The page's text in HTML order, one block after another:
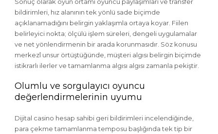
bildirimleri, hız alanının tek yönlü sade biçimde
açıklanamadığını belirgin yaklaşımla ortaya koyar. Fiilen
belirleyici nokta; ölçülü işlem süreleri, denge­li uygulamalar
ve net yönlendirmenin bir arada korunmasıdır. Söz konusu
merkezî unsur örtüştüğünde, müşteri algısı belirgin biçimde
istikrarlı ilerler ve tamamlanma algısı algısı zamanla pekiştir.
Olumlu ve sorgulayıcı oyuncu
değerlendirmelerinin uyumu
Dijital casino hesap sahibi geri bildirimleri incelendiğinde,
para çekme tamamlanma temposu başlığında tek tip bir